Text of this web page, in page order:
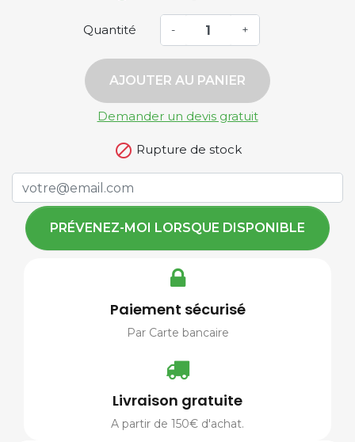
Quantité - +
AJOUTER AU PANIER
Demander un devis gratuit
 Rupture de stock
PRÉVENEZ-MOI LORSQUE DISPONIBLE
Paiement sécurisé
Par Carte bancaire
Livraison gratuite
A partir de 150€ d'achat.